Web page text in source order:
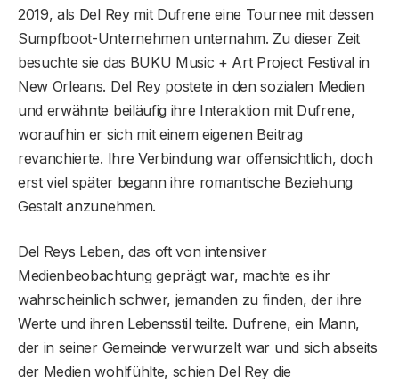
2019, als Del Rey mit Dufrene eine Tournee mit dessen
Sumpfboot-Unternehmen unternahm. Zu dieser Zeit
besuchte sie das BUKU Music + Art Project Festival in
New Orleans. Del Rey postete in den sozialen Medien
und erwähnte beiläufig ihre Interaktion mit Dufrene,
woraufhin er sich mit einem eigenen Beitrag
revanchierte. Ihre Verbindung war offensichtlich, doch
erst viel später begann ihre romantische Beziehung
Gestalt anzunehmen.
Del Reys Leben, das oft von intensiver
Medienbeobachtung geprägt war, machte es ihr
wahrscheinlich schwer, jemanden zu finden, der ihre
Werte und ihren Lebensstil teilte. Dufrene, ein Mann,
der in seiner Gemeinde verwurzelt war und sich abseits
der Medien wohlfühlte, schien Del Rey die